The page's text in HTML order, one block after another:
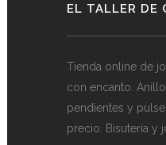
EL TALLER DE
Tienda online de
con encanto.
pendientes y
precio. Bisutería y